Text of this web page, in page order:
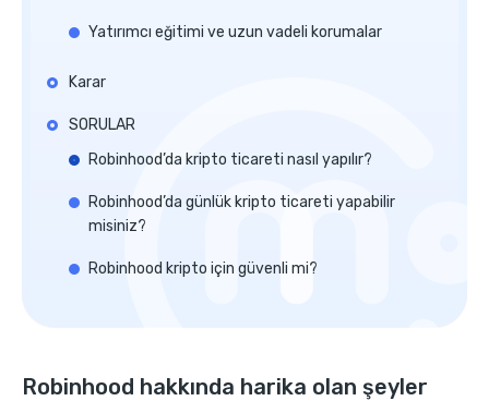
Yatırımcı eğitimi ve uzun vadeli korumalar
Karar
SORULAR
Robinhood’da kripto ticareti nasıl yapılır?
Robinhood’da günlük kripto ticareti yapabilir
misiniz?
Robinhood kripto için güvenli mi?
Robinhood hakkında harika olan şeyler